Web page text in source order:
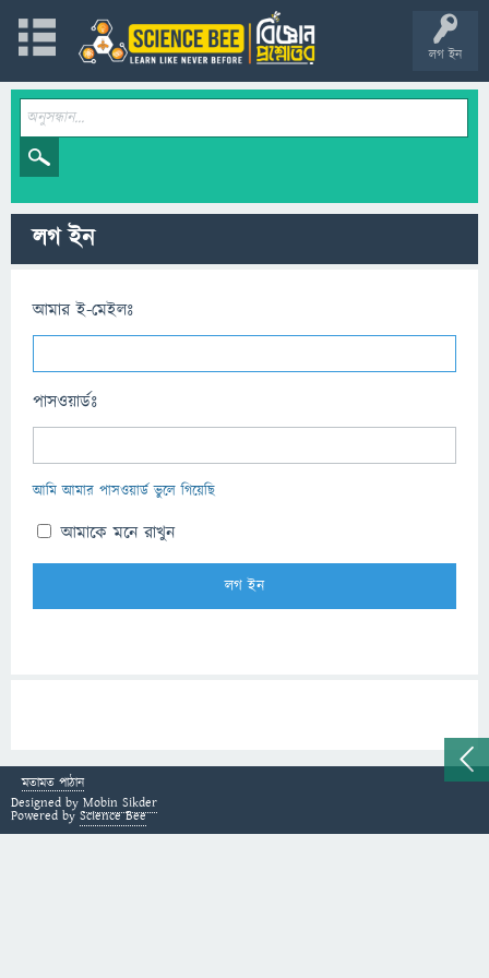
লগ ইন
লগ ইন
আমার ই-মেইলঃ
পাসওয়ার্ডঃ
আমি আমার পাসওয়ার্ড ভুলে গিয়েছি
আমাকে মনে রাখুন
মতামত পাঠান
Designed by Mobin Sikder
Powered by Science Bee